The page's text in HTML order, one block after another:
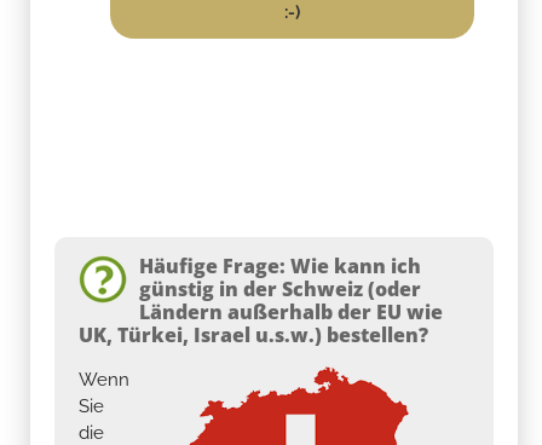
:-)
Häufige Frage: Wie kann ich
günstig in der Schweiz (oder
Ländern außerhalb der EU wie
UK, Türkei, Israel u.s.w.) bestellen?
Wenn
Sie
die